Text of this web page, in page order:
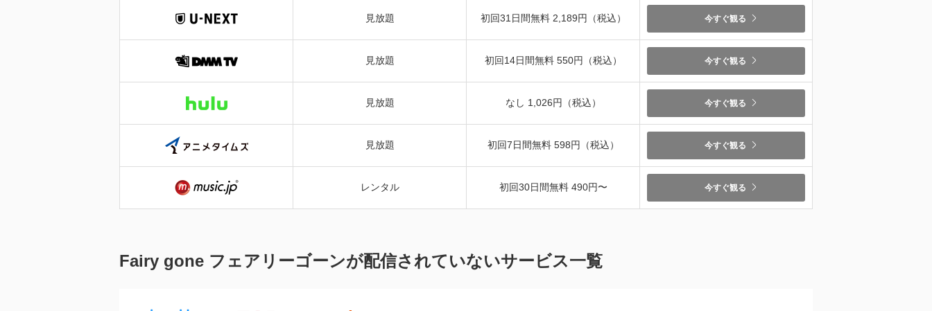
見放題 初回31日間無料 2,189円（税込） 今すぐ観る
見放題 初回14日間無料 550円（税込） 今すぐ観る
見放題 なし 1,026円（税込） 今すぐ観る
見放題 初回7日間無料 598円（税込） 今すぐ観る
レンタル 初回30日間無料 490円〜 今すぐ観る
Fairy gone フェアリーゴーンが配信されていないサービス一覧